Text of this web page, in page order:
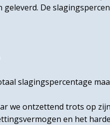
De
slagingspercentage
we ontzettend trots op
en het